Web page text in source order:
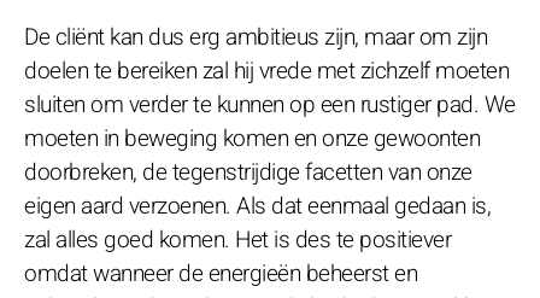
De cliënt kan dus erg ambitieus zijn, maar om zijn
doelen te bereiken zal hij vrede met zichzelf moeten
sluiten om verder te kunnen op een rustiger pad. We
moeten in beweging komen en onze gewoonten
doorbreken, de tegenstrijdige facetten van onze
eigen aard verzoenen. Als dat eenmaal gedaan is,
zal alles goed komen. Het is des te positiever
omdat wanneer de energieën beheerst en